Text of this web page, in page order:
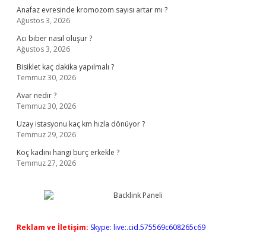
Anafaz evresinde kromozom sayısı artar mı ?
Ağustos 3, 2026
Acı biber nasıl oluşur ?
Ağustos 3, 2026
Bisiklet kaç dakika yapılmalı ?
Temmuz 30, 2026
Avar nedir ?
Temmuz 30, 2026
Uzay istasyonu kaç km hızla dönüyor ?
Temmuz 29, 2026
Koç kadını hangi burç erkekle ?
Temmuz 27, 2026
Reklam ve İletişim: Skype: live:.cid.575569c608265c69